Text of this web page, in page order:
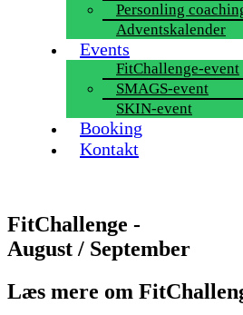
Personling
Adventskalender
Events
FitChallenge-event
SMAGS-event
SKIN-event
Booking
Kontakt
FitChallenge -
August / September
Læs mere om